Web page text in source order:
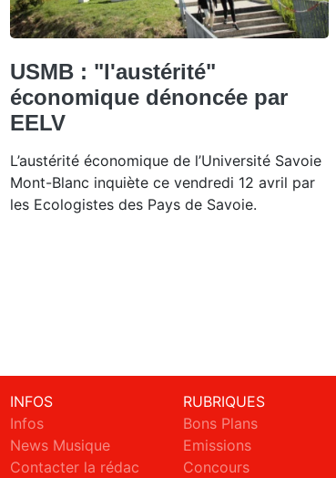
USMB : "l'austérité"
économique dénoncée par
EELV
L’austérité économique de l’Université Savoie
Mont-Blanc inquiète ce vendredi 12 avril par
les Ecologistes des Pays de Savoie.
INFOS
Infos
News Musique
Contacter la rédac
RUBRIQUES
Bons Plans
Emissions
Concours